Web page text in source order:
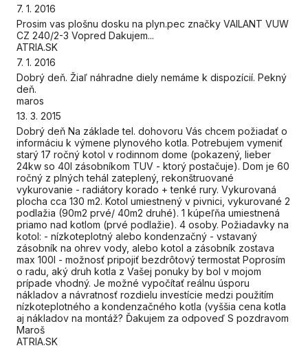
7. 1. 2016
Prosim vas plošnu dosku na plyn.pec značky VAILANT VUW
CZ 240/2-3 Vopred Dakujem...
ATRIA.SK
7. 1. 2016
Dobrý deň. Žiaľ náhradne diely nemáme k dispozícií. Pekný
deň.
maros
13. 3. 2015
Dobrý deň Na základe tel. dohovoru Vás chcem požiadať o
informáciu k výmene plynového kotla. Potrebujem vymeniť
starý 17 ročný kotol v rodinnom dome (pokazený, lieber
24kw so 40l zásobníkom TUV - ktorý postačuje). Dom je 60
ročný z plných tehál zateplený, rekonštruované
vykurovanie - radiátory korado + tenké rury. Vykurovaná
plocha cca 130 m2. Kotol umiestnený v pivnici, vykurované 2
podlažia (90m2 prvé/ 40m2 druhé). 1 kúpeľňa umiestnená
priamo nad kotlom (prvé podlažie). 4 osoby. Požiadavky na
kotol: - nízkoteplotný alebo kondenzačný - vstavaný
zásobník na ohrev vody, alebo kotol a zásobník zostava
max 100l - možnosť pripojiť bezdrôtový termostat Poprosím
o radu, aký druh kotla z Vašej ponuky by bol v mojom
prípade vhodný. Je možné vypočítať reálnu úsporu
nákladov a návratnosť rozdielu investície medzi použitím
nízkoteplotného a kondenzačného kotla (vyššia cena kotla
aj nákladov na montáž? Ďakujem za odpoveď S pozdravom
Maroš
ATRIA.SK